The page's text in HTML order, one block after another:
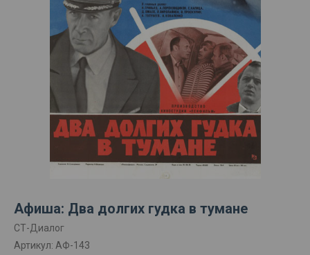
Афиша: Два долгих гудка в тумане
СТ-Диалог
Артикул: АФ-143